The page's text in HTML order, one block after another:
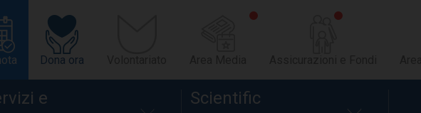
Dona ora
e
Scientific